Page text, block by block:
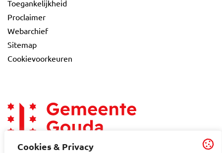
Cookies & Privacy
Toegankelijkheid
Proclaimer
Webarchief
Sitemap
Cookievoorkeuren